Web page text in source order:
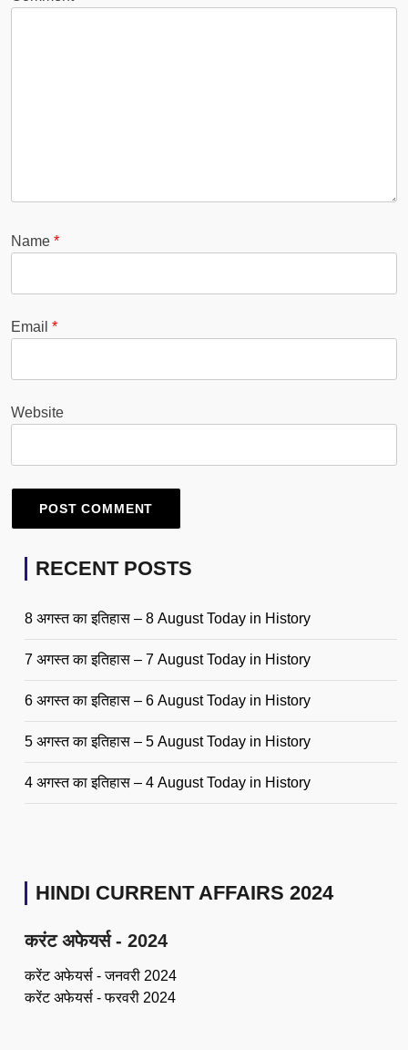
Name *
Email *
Website
RECENT POSTS
8 अगस्त का इतिहास – 8 August Today in History
7 अगस्त का इतिहास – 7 August Today in History
6 अगस्त का इतिहास – 6 August Today in History
5 अगस्त का इतिहास – 5 August Today in History
4 अगस्त का इतिहास – 4 August Today in History
HINDI CURRENT AFFAIRS 2024
करंट अफेयर्स - 2024
करेंट अफेयर्स - जनवरी 2024
करेंट अफेयर्स - फरवरी 2024